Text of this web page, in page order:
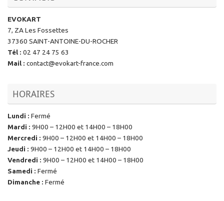
EVOKART
7, ZA Les Fossettes
37360 SAINT-ANTOINE-DU-ROCHER
Tél : 02 47 24 75 63
Mail : contact@evokart-france.com
HORAIRES
Lundi : Fermé
Mardi : 9H00 – 12H00 et 14H00 – 18H00
Mercredi : 9H00 – 12H00 et 14H00 – 18H00
Jeudi : 9H00 – 12H00 et 14H00 – 18H00
Vendredi : 9H00 – 12H00 et 14H00 – 18H00
Samedi : Fermé
Dimanche : Fermé